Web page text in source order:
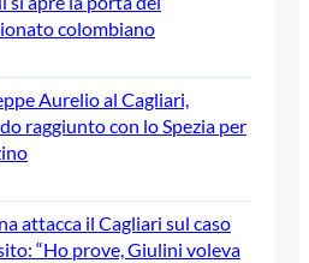
colombiano
Aurelio al Cagliari,
raggiunto con lo Spezia per
attacca il Cagliari sul caso
“Ho prove, Giulini voleva